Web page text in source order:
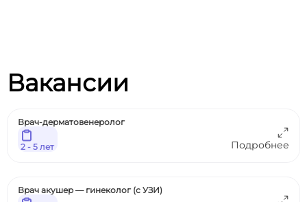
Вакансии
Врач-дерматовенеролог
Подробнее
2 - 5 лет
Врач акушер — гинеколог (с УЗИ)